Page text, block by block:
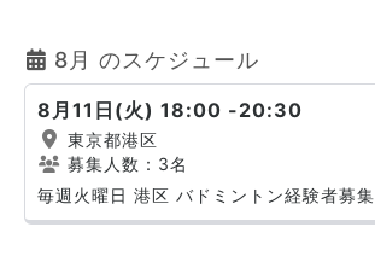
8月 のスケジュール
8月11日(火) 18:00 -20:30
東京都港区
募集人数：3名
毎週火曜日 港区 バドミントン経験者募集